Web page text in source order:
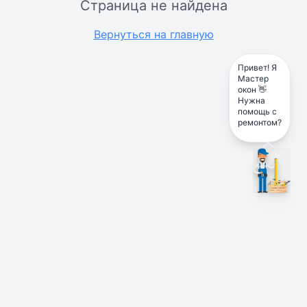
Страница не найдена
Вернуться на главную
Привет! Я
Мастер
окон 👋
Нужна
помощь с
ремонтом?